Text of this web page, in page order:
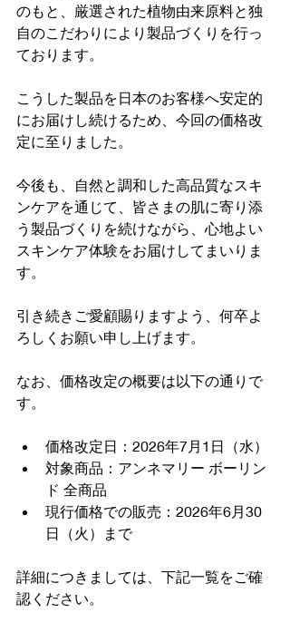
のもと、厳選された植物由来原料と独
自のこだわりにより製品づくりを行っ
ております。
こうした製品を日本のお客様へ安定的
にお届けし続けるため、今回の価格改
定に至りました。
今後も、自然と調和した高品質なスキ
ンケアを通じて、皆さまの肌に寄り添
う製品づくりを続けながら、心地よい
スキンケア体験をお届けしてまいりま
す。
引き続きご愛顧賜りますよう、何卒よ
ろしくお願い申し上げます。
なお、価格改定の概要は以下の通りで
す。
価格改定日：2026年7月1日（水）
対象商品：アンネマリー ボーリン
ド 全商品
現行価格での販売：2026年6月30
日（火）まで
詳細につきましては、下記一覧をご確
認ください。